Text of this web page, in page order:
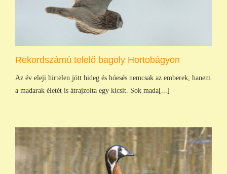
Rekordszámú telelő bagoly Hortobágyon
Az év eleji hirtelen jött hideg és hóesés nemcsak az emberek, hanem
a madarak életét is átrajzolta egy kicsit. Sok mada[...]